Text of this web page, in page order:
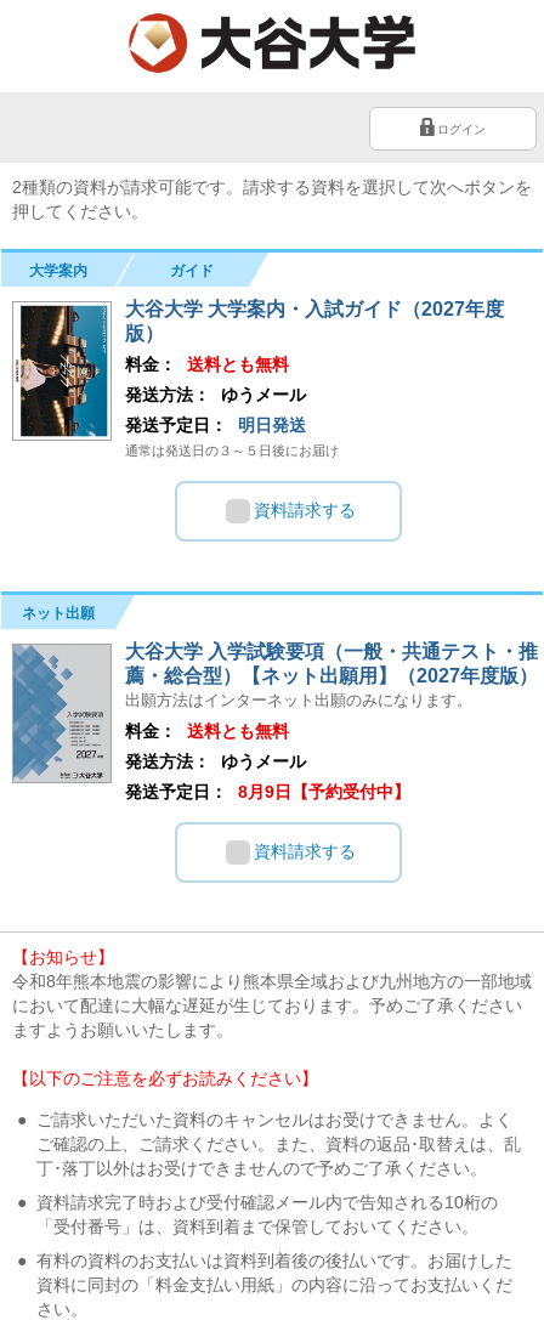
ログイン
2種類の資料が請求可能です。請求する資料を選択して次へボタンを
押してください。
大学案内 ガイド
大谷大学 大学案内・入試ガイド（2027年度
版）
料金：
送料とも無料
発送方法：
ゆうメール
発送予定日：
明日発送
通常は発送日の３～５日後にお届け
資料請求する
ネット出願
大谷大学 入学試験要項（一般・共通テスト・推
薦・総合型）【ネット出願用】（2027年度版）
出願方法はインターネット出願のみになります。
料金：
送料とも無料
発送方法：
ゆうメール
発送予定日：
8月9日【予約受付中】
資料請求する
【お知らせ】
令和8年熊本地震の影響により熊本県全域および九州地方の一部地域
において配達に大幅な遅延が生じております。予めご了承ください
ますようお願いいたします。
【以下のご注意を必ずお読みください】
●
ご請求いただいた資料のキャンセルはお受けできません。よく
ご確認の上、ご請求ください。また、資料の返品･取替えは、乱
丁･落丁以外はお受けできませんので予めご了承ください。
● 資料請求完了時および受付確認メール内で告知される10桁の
「受付番号」は、資料到着まで保管しておいてください。
● 有料の資料のお支払いは資料到着後の後払いです。お届けした
資料に同封の「料金支払い用紙」の内容に沿ってお支払いくだ
さい。